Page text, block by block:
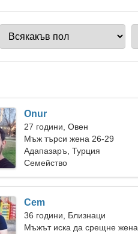
Onur
27 години, Овен
Мъж търси жена 26-29
Адапазаръ, Турция
Семейство
Cem
36 години, Близнаци
Мъжът иска да срещне жена